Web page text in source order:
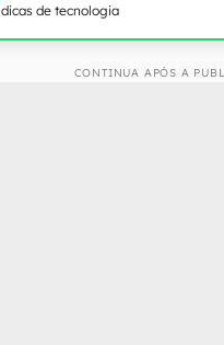
dicas de tecnologia
CONTINUA APÓS A